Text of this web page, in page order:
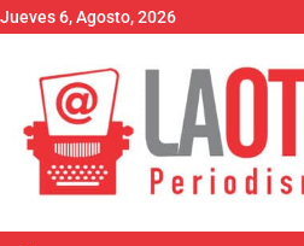
Jueves 6, Agosto, 2026